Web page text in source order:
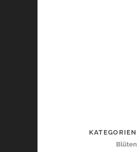
KATEGORIEN
Blüten